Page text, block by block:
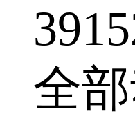
全部